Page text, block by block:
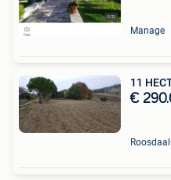
Manage
11
€